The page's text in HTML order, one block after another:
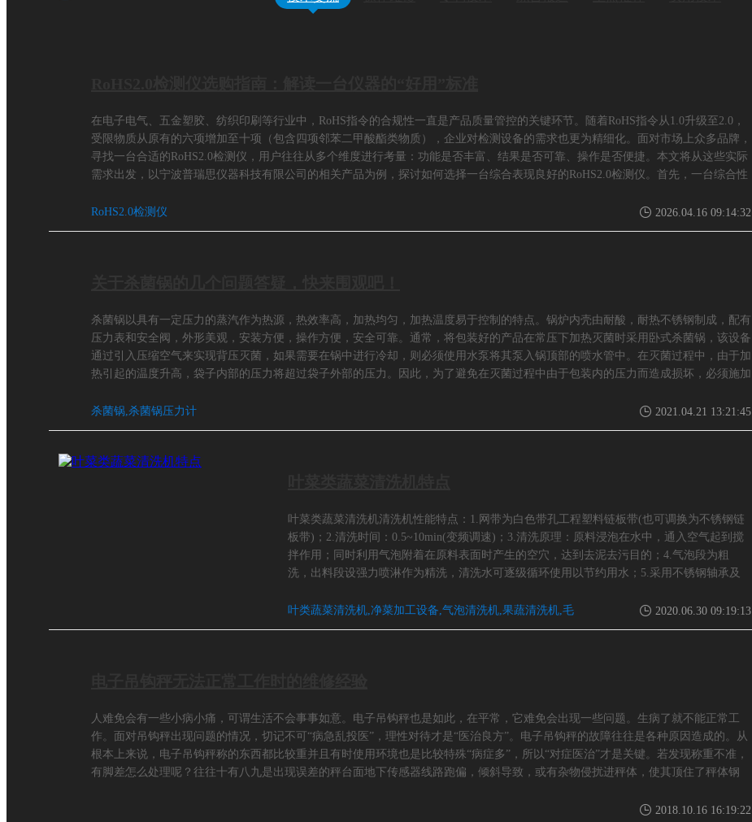
在电子电气、五金塑胶、纺织印刷等行业中，RoHS指令的合规性一直是产品质量管控的关键环节。随着RoHS指令从1.0升级至2.0，
受限物质从原有的六项增加至十项（包含四项邻苯二甲酸酯类物质），企业对检测设备的需求也更为精细化。面对市场上众多品牌，
寻找一台合适的RoHS2.0检测仪，用户往往从多个维度进行考量：功能是否丰富、结果是否可靠、操作是否便捷。本文将从这些实际
需求出发，以宁波普瑞思仪器科技有限公司的相关产品为例，探讨如何选择一台综合表现良好的RoHS2.0检测仪。首先，一台综合性
RoHS2.0检测仪
2026.04.16 09:14:32
杀菌锅以具有一定压力的蒸汽作为热源，热效率高，加热均匀，加热温度易于控制的特点。锅炉内壳由耐酸，耐热不锈钢制成，配有
压力表和安全阀，外形美观，安装方便，操作方便，安全可靠。通常，将包装好的产品在常压下加热灭菌时采用卧式杀菌锅，该设备
通过引入压缩空气来实现背压灭菌，如果需要在锅中进行冷却，则必须使用水泵将其泵入锅顶部的喷水管中。在灭菌过程中，由于加
热引起的温度升高，袋子内部的压力将超过袋子外部的压力。因此，为了避免在灭菌过程中由于包装内的压力而造成损坏，必须施加
杀菌锅,杀菌锅压力计
2021.04.21 13:21:45
叶菜类蔬菜清洗机清洗机性能特点：1.网带为白色带孔工程塑料链板带(也可调换为不锈钢链
板带)；2.清洗时间：0.5~10min(变频调速)；3.清洗原理：原料浸泡在水中，通入空气起到搅
拌作用；同时利用气泡附着在原料表面时产生的空穴，达到去泥去污目的；4.气泡段为粗
洗，出料段设强力喷淋作为精洗，清洗水可逐级循环使用以节约用水；5.采用不锈钢轴承及
中排放；8.可根据具体工艺要求增加去毛发装置；叶菜类蔬菜清洗机介绍特
叶类蔬菜清洗机,净菜加工设备,气泡清洗机,果蔬清洗机,毛 2020.06.30 09:19:13
人难免会有一些小病小痛，可谓生活不会事事如意。电子吊钩秤也是如此，在平常，它难免会出现一些问题。生病了就不能正常工
作。面对吊钩秤出现问题的情况，切记不可“病急乱投医”，理性对待才是“医治良方”。电子吊钩秤的故障往往是各种原因造成的。从
根本上来说，电子吊钩秤称的东西都比较重并且有时使用环境也是比较特殊“病症多”，所以“对症医治”才是关键。若发现称重不准，
有脚差怎么处理呢？往往十有八九是出现误差的秤台面地下传感器线路跑偏，倾斜导致，或有杂物侵扰进秤体，使其顶住了秤体钢
2018.10.16 16:19:22